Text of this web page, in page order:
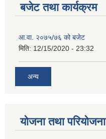
बजेट तथा कार्यक्रम
आ.वा. २०७५/७६ को बजेट
मिति: 12/15/2020 - 23:32
अन्य
योजना तथा परियोजना